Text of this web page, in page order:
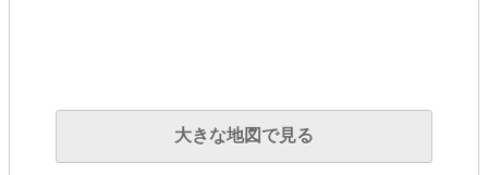
大きな地図で見る